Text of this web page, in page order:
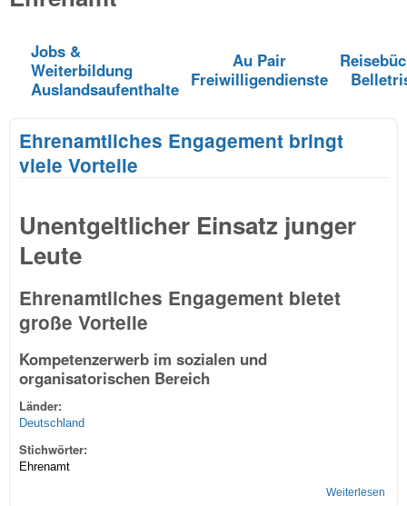
Jobs &
Weiterbildung
Auslandsaufenthalte
Au Pair
Freiwilligendienste
Ehrenamtliches Engagement bringt
viele Vorteile
Unentgeltlicher Einsatz junger
Leute
Ehrenamtliches Engagement bietet
große Vorteile
Kompetenzerwerb im sozialen und
organisatorischen Bereich
Länder:
Deutschland
Stichwörter:
Ehrenamt
Weiterlesen